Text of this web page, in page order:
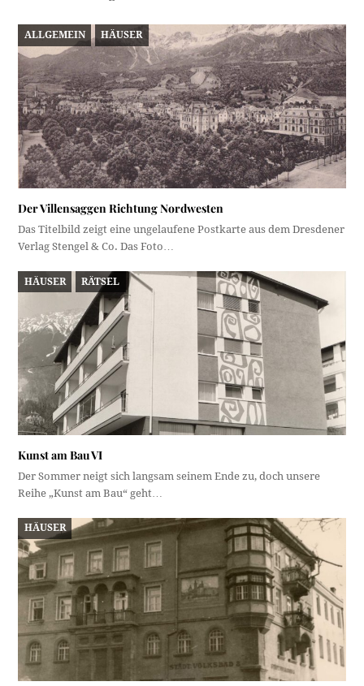
ALLGEMEIN HÄUSER
Der Villensaggen Richtung Nordwesten
Das Titelbild zeigt eine ungelaufene Postkarte aus dem Dresdener
Verlag Stengel & Co. Das Foto…
HÄUSER RÄTSEL
Kunst am Bau VI
Der Sommer neigt sich langsam seinem Ende zu, doch unsere
Reihe „Kunst am Bau“ geht…
HÄUSER